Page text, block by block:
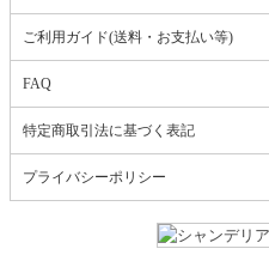
ご利用ガイド(送料・お支払い等)
FAQ
特定商取引法に基づく表記
プライバシーポリシー